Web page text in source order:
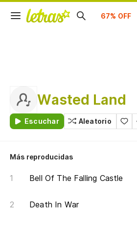
Suscríbete
Wasted Land
Escuchar Aleatorio
Más reproducidas
Bell Of The Falling Castle
Death In War